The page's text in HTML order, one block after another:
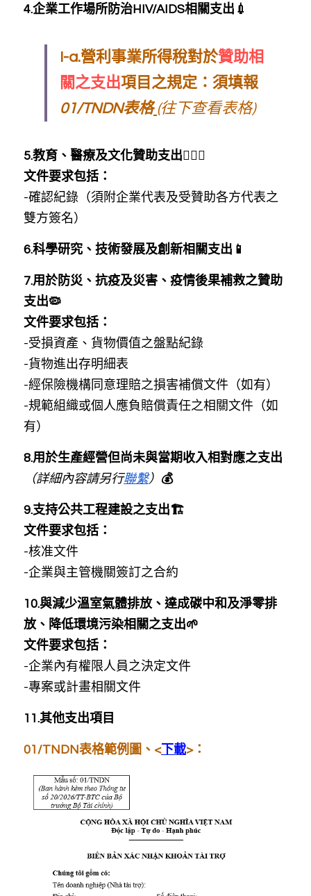
4.企業工作場所防治HIV/AIDS相關支出💉
I-a.營利事業所得稅對於贊助相
關之支出項目之規定：須填報
01/TNDN表格 (往下查看表格)
5.教育、醫療及文化贊助支出🏋🏻‍♀️
文件要求包括：
-確認紀錄（須附企業代表及受贊助各方代表之
雙方簽名）
6.科學研究、技術發展及創新相關支出📱
7.用於防災、抗疫及災害、疫情後果補救之贊助
支出🦠
文件要求包括：
-受損資產、貨物價值之盤點紀錄
-貨物進出存明細表
-經保險機構同意理賠之損害補償文件（如有）
-規範組織或個人應負賠償責任之相關文件（如
有）
8.用於生產經營但尚未與當期收入相對應之支出
（詳細內容請另行聯繫） 💰
9.支持公共工程建設之支出🏗️
文件要求包括：
-核准文件
-企業與主管機關簽訂之合約
10.與減少溫室氣體排放、達成碳中和及淨零排
放、降低環境污染相關之支出🌱
文件要求包括：
-企業內有權限人員之決定文件
-專案或計畫相關文件
11.其他支出項目
01/TNDN表格範例圖、<下載>：